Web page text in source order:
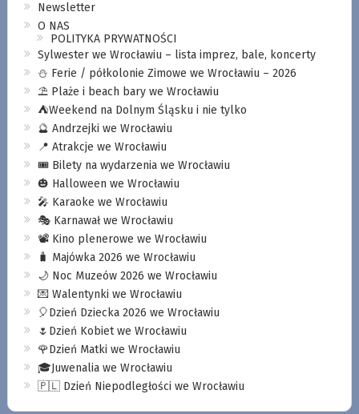
Newsletter
O NAS
POLITYKA PRYWATNOŚCI
Sylwester we Wrocławiu – lista imprez, bale, koncerty
⛄️ Ferie / półkolonie Zimowe we Wrocławiu – 2026
⛱️ Plaże i beach bary we Wrocławiu
⛺️Weekend na Dolnym Śląsku i nie tylko
🔮 Andrzejki we Wrocławiu
📍 Atrakcje we Wrocławiu
🎟️ Bilety na wydarzenia we Wrocławiu
🎃 Halloween we Wrocławiu
🎤 Karaoke we Wrocławiu
🎭 Karnawał we Wrocławiu
📽️ Kino plenerowe we Wrocławiu
🧳 Majówka 2026 we Wrocławiu
🌙 Noc Muzeów 2026 we Wrocławiu
💌 Walentynki we Wrocławiu
🎈Dzień Dziecka 2026 we Wrocławiu
🌷Dzień Kobiet we Wrocławiu
🌹Dzień Matki we Wrocławiu
🎓Juwenalia we Wrocławiu
🇵🇱 Dzień Niepodległości we Wrocławiu